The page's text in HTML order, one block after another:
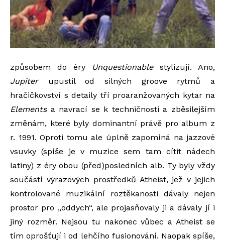
způsobem do éry Unquestionablestylizují. Ano,
Jupiterupustil od silných groove rytmů a
hračičkovství s detaily tří proaranžovaných kytar na
Elementsa navrací se k techničnosti a zběsilejším
změnám, které byly dominantní právě pro album z
r. 1991. Oproti tomu ale úplně zapomíná na jazzové
vsuvky (spíše je v muzice sem tam cítit nádech
latiny) z éry obou (před)posledních alb. Ty byly vždy
součástí výrazových prostředků Atheist, jež v jejich
kontrolované muzikální roztěkanosti dávaly nejen
prostor pro „oddych“, ale projasňovaly ji a dávaly jí i
jiný rozměr. Nejsou tu nakonec vůbec a Atheist se
tím oprošťují i od lehčího fusionování. Naopak spíše,